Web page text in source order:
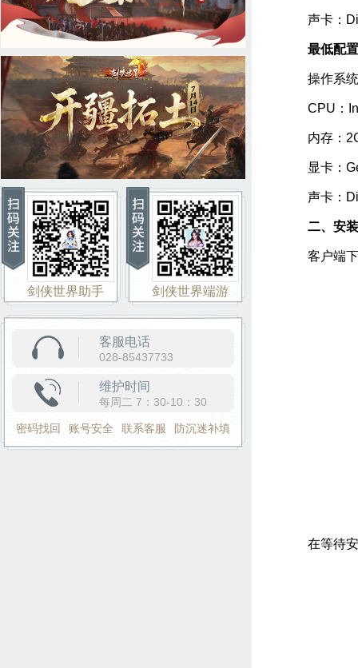
剑侠世界助手 剑侠世界端游
客服电话
028-85437733
维护时间
每周二 7：30-10：30
密码找回 账号安全 联系客服 防沉迷补填
声卡：
最低配
操作系统
CPU：
内存：
显卡：
声卡：
二、安
客户端下载
在等待安